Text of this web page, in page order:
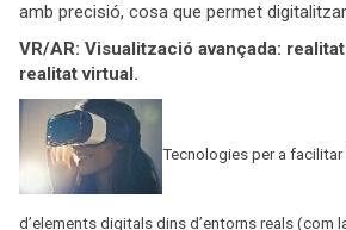
amb precisió, cosa que permet
VR/AR: Visualització avançada:
realitat virtual.
Tecnologies per a
d’elements digitals dins d’entorns reals (com